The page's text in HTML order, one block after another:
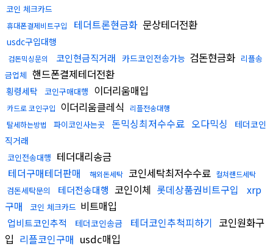
코인 체크카드
휴대폰결제비트구입 테더트론현금화 문상테더전환
usdc구입대행
검돈믹싱문의 코인현금직거래 카드코인전송가능 검돈현금화 리플송
금업체 핸드폰결제테더전환
횡령세탁 코인구매대행 이더리움매입
카드로 코인구입 이더리움클레식
리플전송대행
탈세하는방법
파이코인사는곳 돈믹싱최저수수료 오다믹싱
테더코인
직거래
코인전송대행 테더대리송금
테더구매테더판매
해외돈세탁 코인세탁최저수수료 컬쳐랜드세탁
검돈세탁문의 테더전송대행 코인이체 롯데상품권비트구입
xrp
구매
코인 체크카드 비트매입
업비트코인추적 테더코인송금 테더코인추척피하기 코인원화구
입 리플코인구매 usdc매입